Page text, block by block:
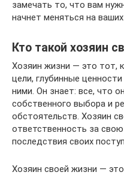
замечать то, что вам
начнет меняться на ваших
Кто такой хозяин
Хозяин жизни — это тот,
цели, глубинные
ними. Он знает: все, что
собственного выбора и
обстоятельств. Хозяин
ответственность за
последствия своих
Хозяин своей жизни —